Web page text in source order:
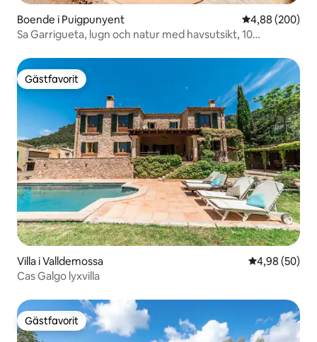
Boende i Puigpunyent 4,88 av 5 i
4,88 (200)
Sa Garrigueta, lugn och natur med havsutsikt, 10
Gästfavorit
Gästfavorit
Villa i Valldemossa 4,98 av 5 i
4,98 (50)
Cas Galgo lyxvilla
Gästfavorit
Gästfavorit